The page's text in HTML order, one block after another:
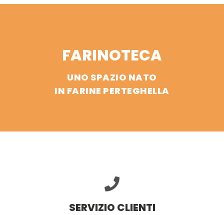
FARINOTECA
UNO SPAZIO NATO
IN FARINE PERTEGHELLA
SERVIZIO CLIENTI